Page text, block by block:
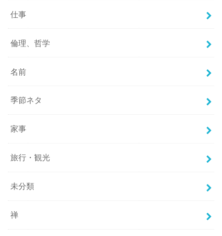
仕事
倫理、哲学
名前
季節ネタ
家事
旅行・観光
未分類
禅